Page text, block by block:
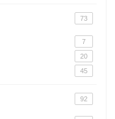
73
7
20
45
92